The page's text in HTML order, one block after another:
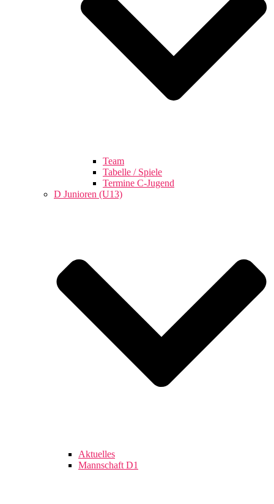
Team
Tabelle / Spiele
Termine C-Jugend
D Junioren (U13)
Aktuelles
Mannschaft D1